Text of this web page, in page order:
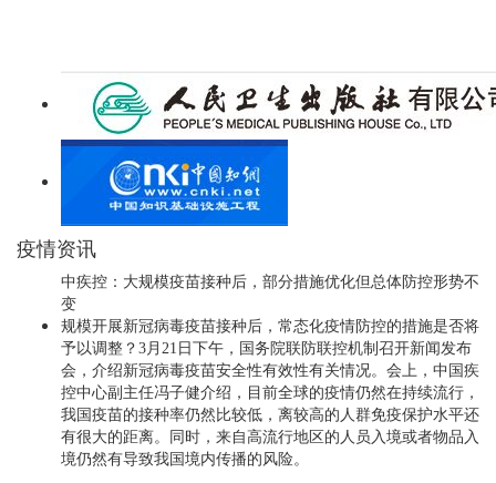
疫情资讯
中疾控：大规模疫苗接种后，部分措施优化但总体防控形势不
变
规模开展新冠病毒疫苗接种后，常态化疫情防控的措施是否将
予以调整？3月21日下午，国务院联防联控机制召开新闻发布
会，介绍新冠病毒疫苗安全性有效性有关情况。会上，中国疾
控中心副主任冯子健介绍，目前全球的疫情仍然在持续流行，
我国疫苗的接种率仍然比较低，离较高的人群免疫保护水平还
有很大的距离。同时，来自高流行地区的人员入境或者物品入
境仍然有导致我国境内传播的风险。